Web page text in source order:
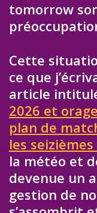
tomorrow
Cette
ce que
article
2026 et
plan de
les
la météo et
devenue un
gestion de